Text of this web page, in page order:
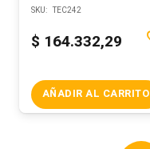
SKU: TEC242
$ 164.332,29
AÑADIR AL CARRITO